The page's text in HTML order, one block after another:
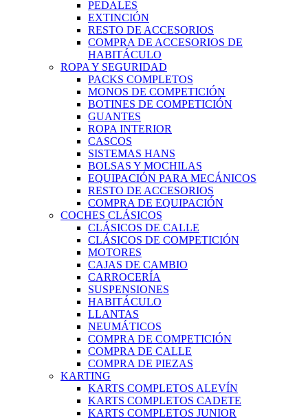
PEDALES
EXTINCIÓN
RESTO DE ACCESORIOS
COMPRA DE ACCESORIOS DE
HABITÁCULO
ROPA Y SEGURIDAD
PACKS COMPLETOS
MONOS DE COMPETICIÓN
BOTINES DE COMPETICIÓN
GUANTES
ROPA INTERIOR
CASCOS
SISTEMAS HANS
BOLSAS Y MOCHILAS
EQUIPACIÓN PARA MECÁNICOS
RESTO DE ACCESORIOS
COMPRA DE EQUIPACIÓN
COCHES CLÁSICOS
CLÁSICOS DE CALLE
CLÁSICOS DE COMPETICIÓN
MOTORES
CAJAS DE CAMBIO
CARROCERÍA
SUSPENSIONES
HABITÁCULO
LLANTAS
NEUMÁTICOS
COMPRA DE COMPETICIÓN
COMPRA DE CALLE
COMPRA DE PIEZAS
KARTING
KARTS COMPLETOS ALEVÍN
KARTS COMPLETOS CADETE
KARTS COMPLETOS JUNIOR